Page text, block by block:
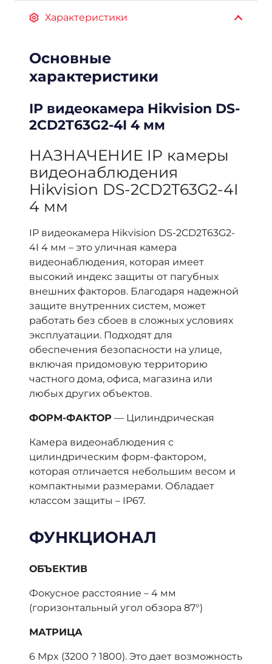
Характеристики
Основные
характеристики
IP видеокамера Hikvision DS-
2CD2T63G2-4I 4 мм
НАЗНАЧЕНИЕ IP камеры
видеонаблюдения
Hikvision DS-2CD2T63G2-4I
4 мм
IP видеокамера Hikvision DS-2CD2T63G2-
4I 4 мм – это уличная камера
видеонаблюдения, которая имеет
высокий индекс защиты от пагубных
внешних факторов. Благодаря надежной
защите внутренних систем, может
работать без сбоев в сложных условиях
эксплуатации. Подходят для
обеспечения безопасности на улице,
включая придомовую территорию
частного дома, офиса, магазина или
любых других объектов.
ФОРМ-ФАКТОР — Цилиндрическая
Камера видеонаблюдения с
цилиндрическим форм-фактором,
которая отличается небольшим весом и
компактными размерами. Обладает
классом защиты – IP67.
ФУНКЦИОНАЛ
ОБЪЕКТИВ
Фокусное расстояние – 4 мм
(горизонтальный угол обзора 87°)
МАТРИЦА
6 Mpx (3200 ? 1800). Это дает возможность